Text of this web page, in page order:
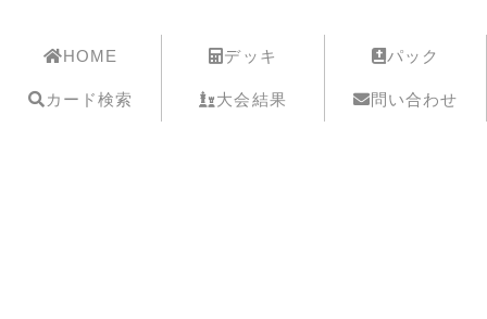
HOME デッキ パック
カード検索 大会結果 問い合わせ